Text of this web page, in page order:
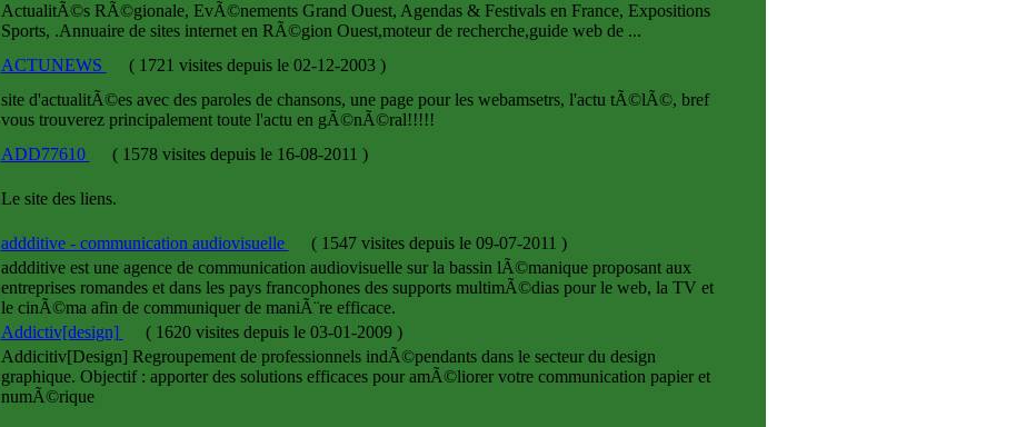
ActualitÃ©s RÃ©gionale, EvÃ©nements Grand Ouest, Agendas & Festivals en France, Expositions
Sports, .Annuaire de sites internet en RÃ©gion Ouest,moteur de recherche,guide web de ...
ACTUNEWS
(1721 visites depuis le 02-12-2003 )
site d'actualitÃ©es avec des paroles de chansons, une page pour les webamsetrs, l'actu tÃ©lÃ©, bref
vous trouverez principalement toute l'actu en gÃ©nÃ©ral!!!!!
ADD77610
(1578 visites depuis le 16-08-2011 )
Le site des liens.
addditive - communication audiovisuelle (1547 visites depuis le 09-07-2011 )
addditive est une agence de communication audiovisuelle sur la bassin lÃ©manique proposant aux
entreprises romandes et dans les pays francophones des supports multimÃ©dias pour le web, la TV et
le cinÃ©ma afin de communiquer de maniÃ¨re efficace.
Addictiv[design]
(1620 visites depuis le 03-01-2009 )
Addicitiv[Design] Regroupement de professionnels indÃ©pendants dans le secteur du design
graphique. Objectif : apporter des solutions efficaces pour amÃ©liorer votre communication papier et
numÃ©rique